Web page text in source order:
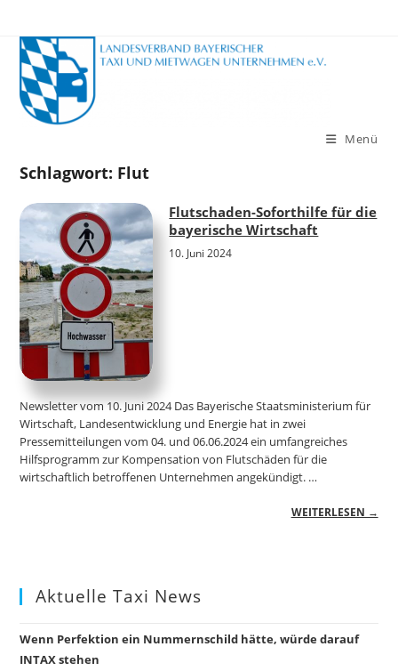
Inhalt
springen
Menü
Schlagwort: Flut
Flutschaden-Soforthilfe für die
bayerische Wirtschaft
10. Juni 2024
Newsletter vom 10. Juni 2024 Das Bayerische Staatsministerium für
Wirtschaft, Landesentwicklung und Energie hat in zwei
Pressemitteilungen vom 04. und 06.06.2024 ein umfangreiches
Hilfsprogramm zur Kompensation von Flutschäden für die
wirtschaftlich betroffenen Unternehmen angekündigt. …
WEITERLESEN →
Aktuelle Taxi News
Wenn Perfektion ein Nummernschild hätte, würde darauf
INTAX stehen